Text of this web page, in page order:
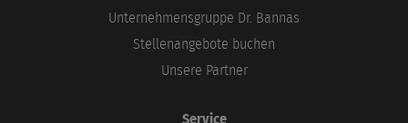
Unternehmensgruppe Dr. Bannas
Stellenangebote buchen
Unsere Partner
Service